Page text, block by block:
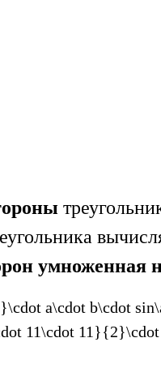
умноженная
a\cdot b\cdot
11\cdot